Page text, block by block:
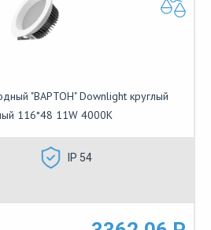
"ВАРТОН" Downlight круглый
116*48 11W 4000K
IP 54